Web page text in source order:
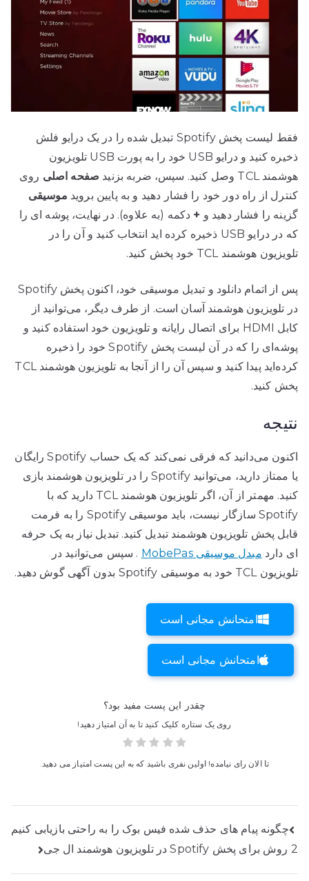
فقط لیست پخش Spotify تبدیل شده را در یک درایو فلش
ذخیره کنید و درایو USB خود را به پورت USB تلویزیون
هوشمند TCL وصل کنید. سپس، ضربه بزنید
صفحه اصلی روی
کنترل از راه دور خود را فشار دهید و به پایین بروید موسیقی
گزینه را فشار دهید و + دکمه (به علاوه). در نهایت، پوشه ای را
که در درایو USB ذخیره کرده اید انتخاب کنید و آن را در
تلویزیون هوشمند TCL خود پخش کنید.
پس از اتمام دانلود و تبدیل موسیقی خود، اکنون پخش Spotify
در تلویزیون هوشمند آسان است. از طرف دیگر، می‌توانید از
کابل HDMI برای اتصال رایانه و تلویزیون خود استفاده کنید و
پوشه‌ای را که در آن لیست پخش Spotify خود را ذخیره
کرده‌اید پیدا کنید و سپس آن را از آنجا به تلویزیون هوشمند TCL
پخش کنید.
نتیجه
اکنون می‌دانید که فرقی نمی‌کند که یک حساب Spotify رایگان
یا ممتاز دارید، می‌توانید Spotify را در تلویزیون هوشمند بازی
کنید. مهمتر از آن، اگر تلویزیون هوشمند TCL دارید که با
Spotify سازگار نیست، باید موسیقی Spotify را به فرمت
قابل پخش تلویزیون هوشمند تبدیل کنید. تبدیل نیاز به یک حرفه
ای دارد مبدل موسیقی MobePas
. سپس می‌توانید در
تلویزیون TCL خود به موسیقی Spotify بدون آگهی گوش دهید.
امتحانش مجانی است
امتحانش مجانی است
چقدر این پست مفید بود؟
روی یک ستاره کلیک کنید تا به آن امتیاز دهید!
تا الان رای نیامده! اولین نفری باشید که به این پست امتیاز می دهید.
ناوبری
پست
چگونه پیام های حذف شده فیس بوک را به راحتی بازیابی کنیم
2 روش برای پخش Spotify در تلویزیون هوشمند ال جی